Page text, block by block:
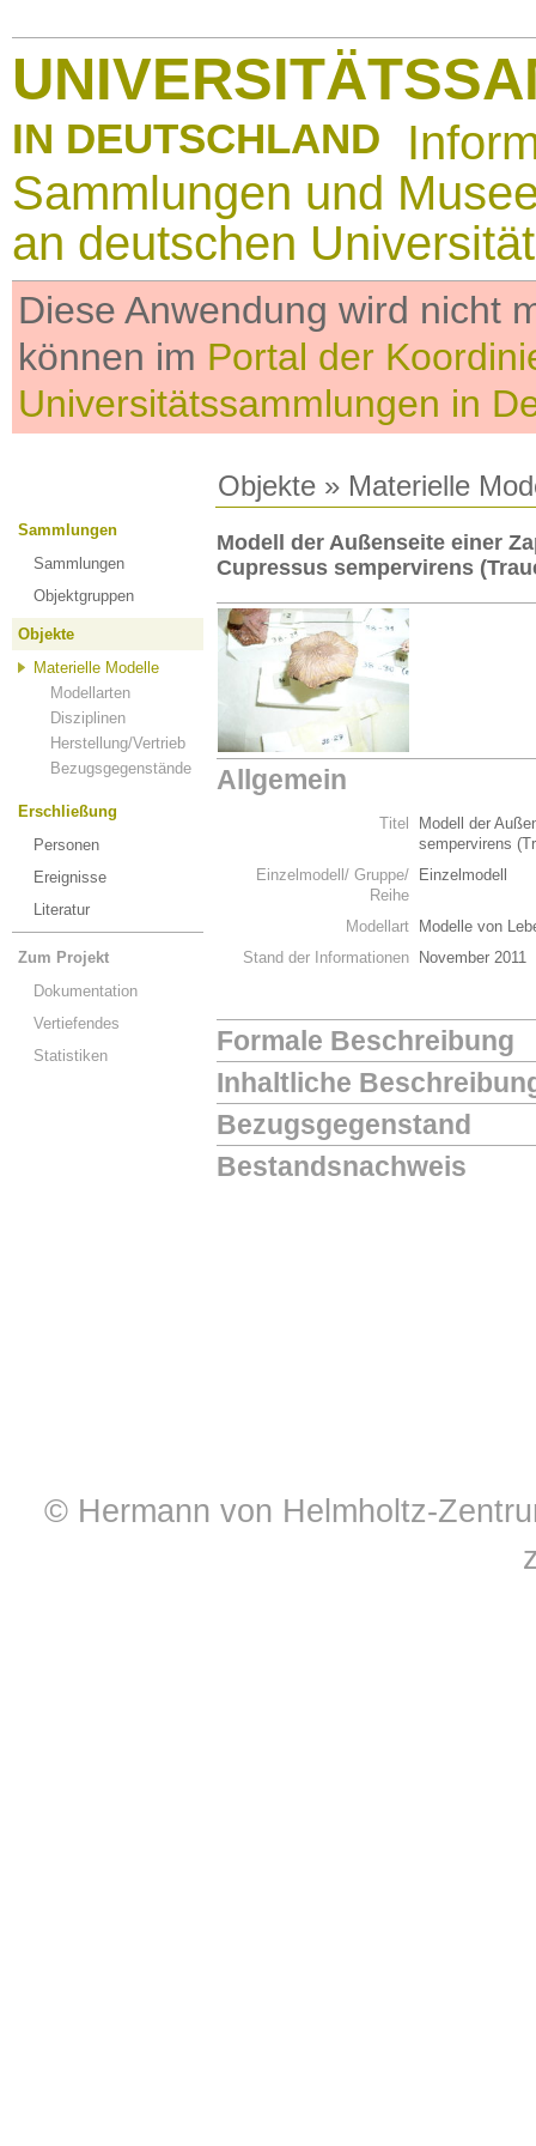
IN DEUTSCHLAND
Sammlungen und
an deutschen
Diese Anwendung wird nicht
können im Portal der
Universitätssammlungen in
Objekte » Materielle
Sammlungen
Sammlungen
Objektgruppen
Objekte
Materielle Modelle
Modellarten
Disziplinen
Herstellung/Vertrieb
Bezugsgegenstände
Erschließung
Personen
Ereignisse
Literatur
Zum Projekt
Dokumentation
Vertiefendes
Statistiken
Modell der Außenseite einer
Cupressus sempervirens
Allgemein
Titel
Modell der
sempervirens
Einzelmodell/ Gruppe/
Reihe
Einzelmodell
Modellart
Modelle von
Stand der Informationen
November 2011
Formale Beschreibung
Inhaltliche
Bezugsgegenstand
Bestandsnachweis
© Hermann von Helmholtz-